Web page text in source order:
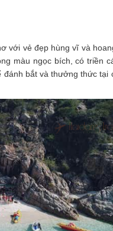
với vẻ đẹp hùng vĩ và
màu ngọc bích, có triền
bắt và thưởng thức tại